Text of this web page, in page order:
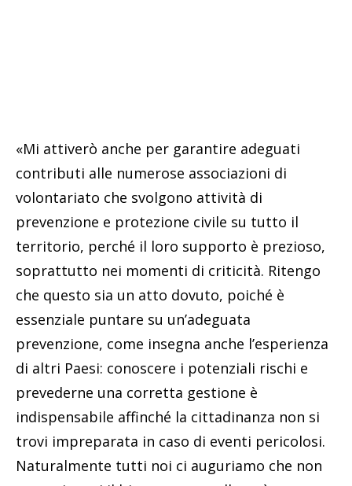
«Mi attiverò anche per garantire adeguati
contributi alle numerose associazioni di
volontariato che svolgono attività di
prevenzione e protezione civile su tutto il
territorio, perché il loro supporto è prezioso,
soprattutto nei momenti di criticità. Ritengo
che questo sia un atto dovuto, poiché è
essenziale puntare su un’adeguata
prevenzione, come insegna anche l’esperienza
di altri Paesi: conoscere i potenziali rischi e
prevederne una corretta gestione è
indispensabile affinché la cittadinanza non si
trovi impreparata in caso di eventi pericolosi.
Naturalmente tutti noi ci auguriamo che non